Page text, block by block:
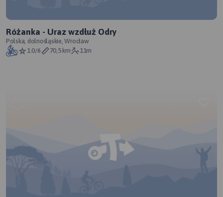
Różanka - Uraz wzdłuż Odry
Polska, dolnośląskie, Wrocław
1.0/6
70,5 km 11m